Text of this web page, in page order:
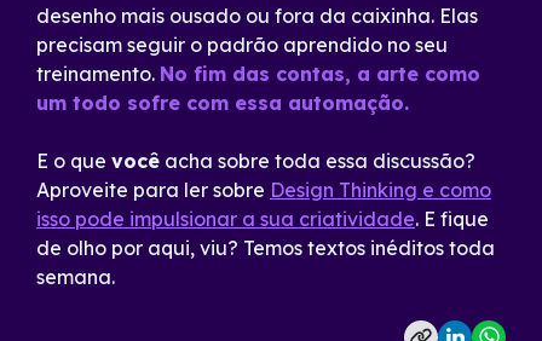
desenho mais ousado ou fora da caixinha. Elas
precisam seguir o padrão aprendido no seu
treinamento. No fim das contas, a arte como
um todo sofre com essa automação.
E o que você acha sobre toda essa discussão?
Aproveite para ler sobre Design Thinking e como
isso pode impulsionar a sua criatividade. E fique
de olho por aqui, viu? Temos textos inéditos toda
semana.